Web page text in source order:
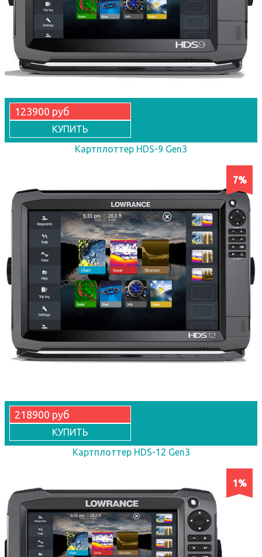
123900 руб
КУПИТЬ
Картплоттер HDS-9 Gen3
7%
218900 руб
КУПИТЬ
Картплоттер HDS-12 Gen3
1%